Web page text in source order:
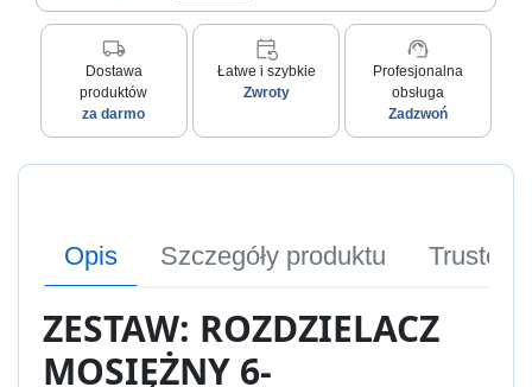
local_shipping
Dostawa
produktów
za darmo
event_repeat
Łatwe i szybkie
Zwroty
support_agent
Profesjonalna
obsługa
Zadzwoń
Opis Szczegóły produktu Trusted
ZESTAW: ROZDZIELACZ
MOSIĘŻNY 6-